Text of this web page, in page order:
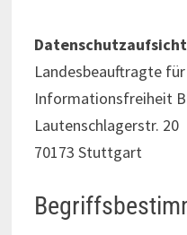
Landesbeauftragte
Informationsfreiheit
Lautenschlagerstr. 20
70173 Stuttgart